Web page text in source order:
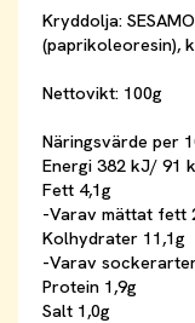
Kryddolja:
(paprikoleoresin),
Nettovikt: 100g
Näringsvärde per
Energi 382 kJ/ 91
Fett 4,1g
-Varav mättat fett
Kolhydrater 11,1g
-Varav
Protein 1,9g
Salt 1,0g